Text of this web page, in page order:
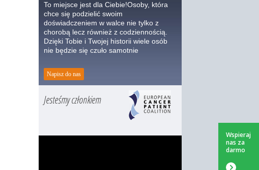
To miejsce jest dla Ciebie!Osoby, która
chce się podzielić swoim
doświadczeniem w walce nie tylko z
chorobą lecz również z codziennością.
Dzięki Tobie i Twojej historii wiele osób
nie będzie się czuło samotnie
Napisz do nas
Jesteśmy członkiem
Wspieraj
nas za
darmo